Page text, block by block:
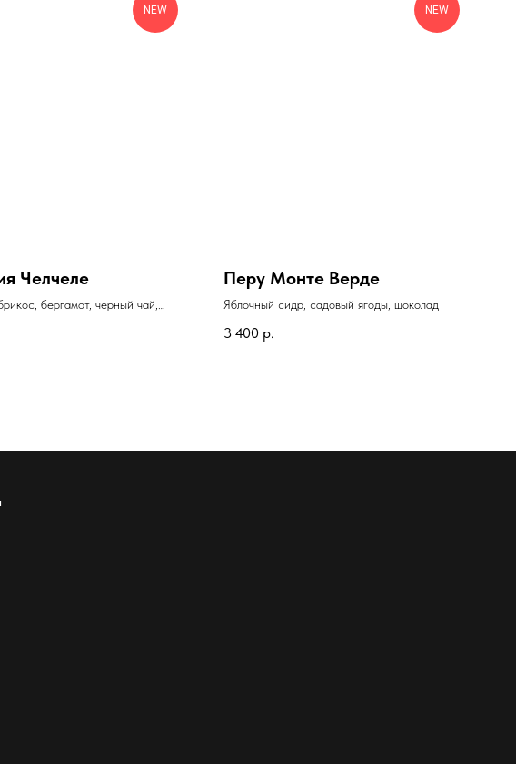
NEW
Челчеле
бергамот, черный чай,
NEW
Перу Монте Верде
Яблочный сидр, садовый ягоды, шоколад
3 400 р.